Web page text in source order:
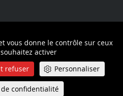
vous donne le contrôle sur ceux
activer
refuser Personnaliser
confidentialité
de confidentialité